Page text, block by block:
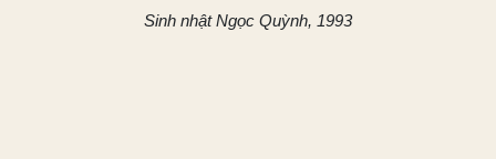
Sinh nhật Ngọc Quỳnh, 1993